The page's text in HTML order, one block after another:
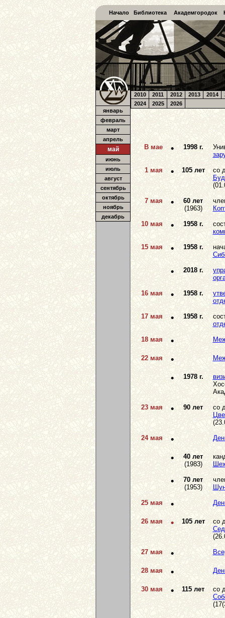
Начало Библиотека Академгородок
январь
февраль
март
апрель
май
июнь
июль
август
сентябрь
октябрь
ноябрь
декабрь
2010 2011 2012 2013 2014
2024
2025 2026
В мае • 1998 г.
1 мая • 105 лет
со
7 мая •
60 лет
(1963)
10 мая • 1958 г.
15 мая • 1958 г.
• 2018 г.
16 мая • 1958 г.
17 мая • 1958 г.
18 мая •
22 мая •
• 1978 г.
23 мая • 90 лет
со
24 мая •
•
40 лет
(1983)
•
70 лет
(1953)
25 мая •
26 мая • 105 лет
со
27 мая •
28 мая •
30 мая • 115 лет
со